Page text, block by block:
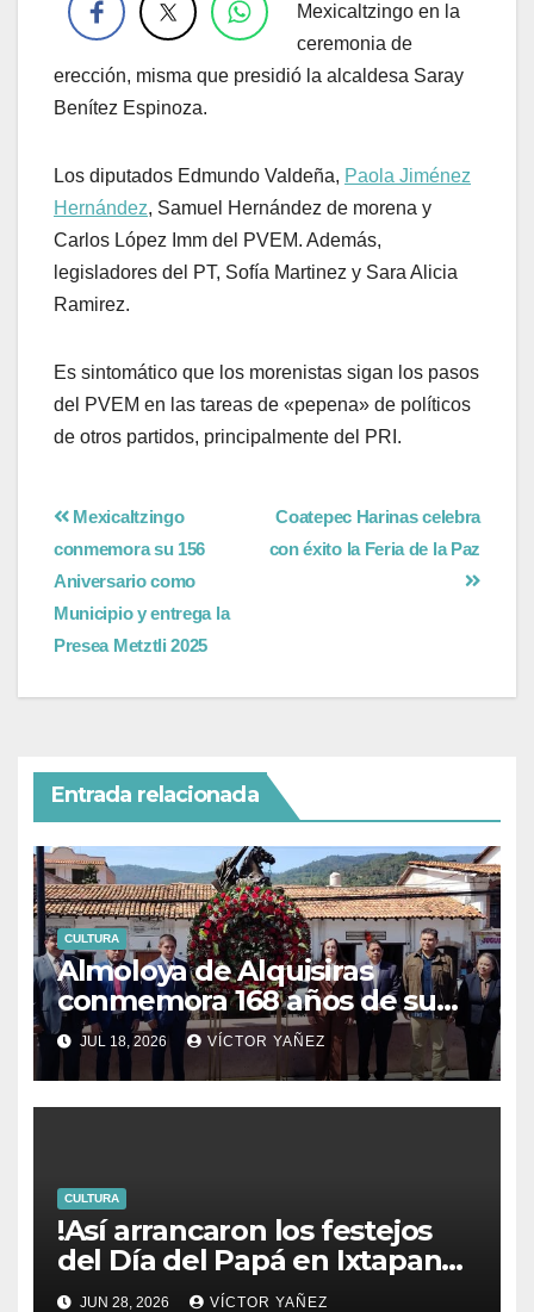
Mexicaltzingo en la
ceremonia de
erección, misma que presidió la alcaldesa Saray
Benítez Espinoza.
Los diputados Edmundo Valdeña, Paola Jiménez
Hernández, Samuel Hernández de morena y
Carlos López Imm del PVEM. Además,
legisladores del PT, Sofía Martinez y Sara Alicia
Ramirez.
Es sintomático que los morenistas sigan los pasos
del PVEM en las tareas de «pepena» de políticos
de otros partidos, principalmente del PRI.
Coatepec Harinas celebra
con éxito la Feria de la Paz
Mexicaltzingo
conmemora su 156
Aniversario como
Municipio y entrega la
Presea Metztli 2025
Entrada relacionada
CULTURA
Almoloya de Alquisiras
conmemora 168 años de su
fundación
JUL 18, 2026 VÍCTOR YAÑEZ
CULTURA
!Así arrancaron los festejos
del Día del Papá en Ixtapan
de la Sal!
JUN 28, 2026 VÍCTOR YAÑEZ